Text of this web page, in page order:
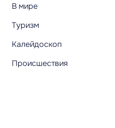
В мире
Туризм
Калейдоскоп
Происшествия